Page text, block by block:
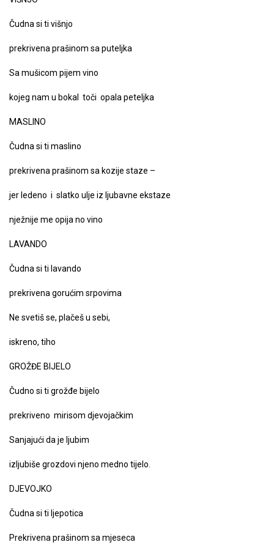
Čudna si ti višnjo
prekrivena prašinom sa puteljka
Sa mušicom pijem vino
kojeg nam u bokal toči opala peteljka
MASLINO
Čudna si ti maslino
prekrivena prašinom sa kozije staze –
jer ledeno i slatko ulje iz ljubavne ekstaze
nježnije me opija no vino
LAVANDO
Čudna si ti lavando
prekrivena gorućim srpovima
Ne svetiš se, plačeš u sebi,
iskreno, tiho
GROŽĐE BIJELO
Čudno si ti grožđe bijelo
prekriveno mirisom djevojačkim
Sanjajući da je ljubim
izljubiše grozdovi njeno medno tijelo.
DJEVOJKO
Čudna si ti ljepotica
Prekrivena prašinom sa mjeseca